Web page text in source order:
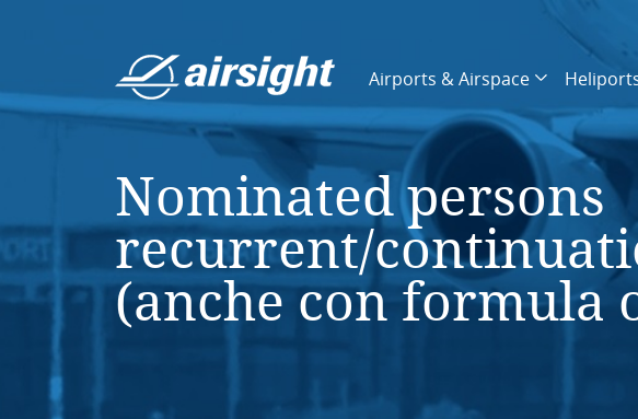
Airports & Airspace
Nominated persons
recurrent/
(anche con formula